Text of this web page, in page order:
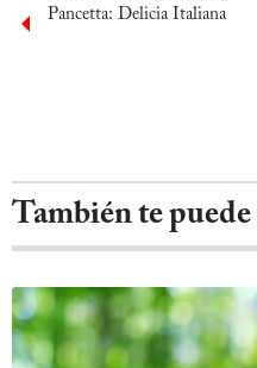
Pancetta: Delicia Italiana
También te